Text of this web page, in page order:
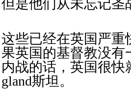
但是他们 从未忘记圣
这些已经在英国严重
果英国的基督教没
内战的话，英国很快
gland斯坦。